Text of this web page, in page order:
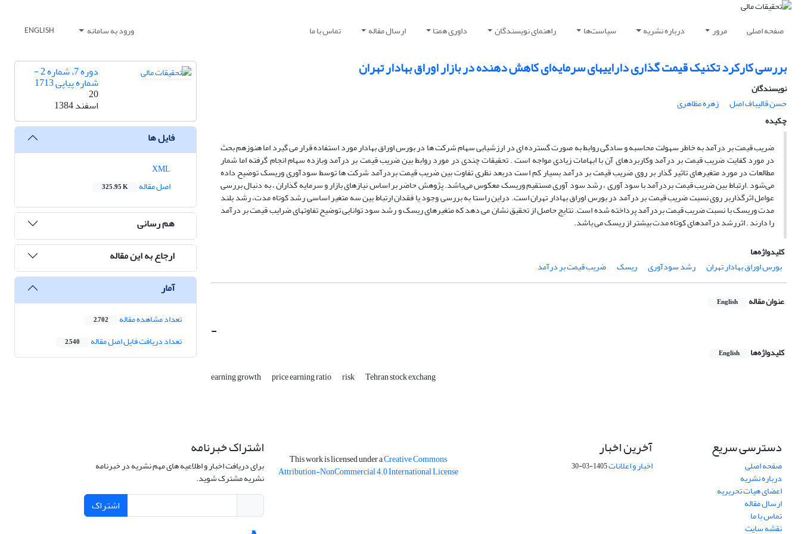
صفحه اصلی مرور درباره نشریه سیاست‌ها راهنمای نویسندگان داوری همتا ارسال مقاله تماس با ما ورود به سامانه ENGLISH
بررسی کارکرد تکنیک قیمت گذاری داراییهای سرمایه‌‌‌‌‌‌‌‌‌‌‌‌‌‌‌‌‌‌‌‌‌‌‌‌‌‌‌‌‌‌‌‌‌‌‌‌ای کاهش دهنده در بازار اوراق بهادار تهران
نویسندگان
حسن قالیباف اصل
زهره مظاهری
چکیده
ضریب قیمت بر درآمد به خاطر سهولت محاسبه و سادگی روابط به صورت گسترده ای در ارزشیابی سهام شرکت ها در بورس اوراق بهادار مورد استفاده قرار می گیرد اما هنوزهم بحث
در مورد کفایت ضریب قیمت بر درآمد وکاربردهای آن با ابهامات زیادی مواجه است . تحقیقات چندی در مورد روابط بین ضریب قیمت بر درآمد وبازده سهام انجام گرفته اما شمار
مطالعات در مورد متغیرهای تاثیر گذار بر روی ضریب قیمت بر درآمد بسیار کم است دربعد نظری تفاوت بین ضریب قیمت بردرآمد شرکت ها توسط سودآوری وریسک توضیح داده
می‌شود .ارتباط بین ضریب قیمت بردرآمد با سود آوری ، رشد سود آوری مستقیم وریسک معکوس می‌باشد. پژوهش حاضر بر اساس نیازهای بازار و سرمایه گذاران ، به دنبال بررسی
عوامل اثرگذاربر روی نسبت ضریب قیمت بر درآمد در بورس اوراق بهادار تهران است. دراین راستا به بررسی وجود یا فقدان ارتباط بین سه متغیر اساسی رشد کوتاه مدت، رشد بلند
مدت وریسک با نسبت ضریب قیمت بردرآمد پرداخته شده است. نتایج حاصل از تحقیق نشان می دهد که متغیرهای ریسک و رشد سود توانایی توضیح تفاوتهای ضرایب قیمت بر درآمد
را دارند . اثررشد درآمدهای کوتاه مدت بیشتر از ریسک می باشد.
کلیدواژه‌ها
بورس اوراق بهادار تهران
رشد سودآوری ریسک ضریب قیمت بر درآمد
عنوان مقاله English
-
کلیدواژه‌ها English
earning growth price earning ratio risk Tehran stock exchang
دوره 7، شماره 2 -
شماره پیاپی 1713
20
اسفند 1384
فایل ها
اصل مقاله
325.95 K
هم رسانی
ارجاع به این مقاله
آمار
تعداد مشاهده مقاله 2,702
تعداد دریافت فایل اصل مقاله 2,540
دسترسی سریع
صفحه اصلی
درباره نشریه
اعضای هیات تحریریه
ارسال مقاله
تماس با ما
نقشه سایت
آخرین اخبار
اخبار و اعلانات1405-03-30
This work is licensed under aCreative Commons
Attribution-NonCommercial 4.0 International License
اشتراک خبرنامه
برای دریافت اخبار و اطلاعیه های مهم نشریه در خبرنامه
نشریه مشترک شوید.
اشتراک